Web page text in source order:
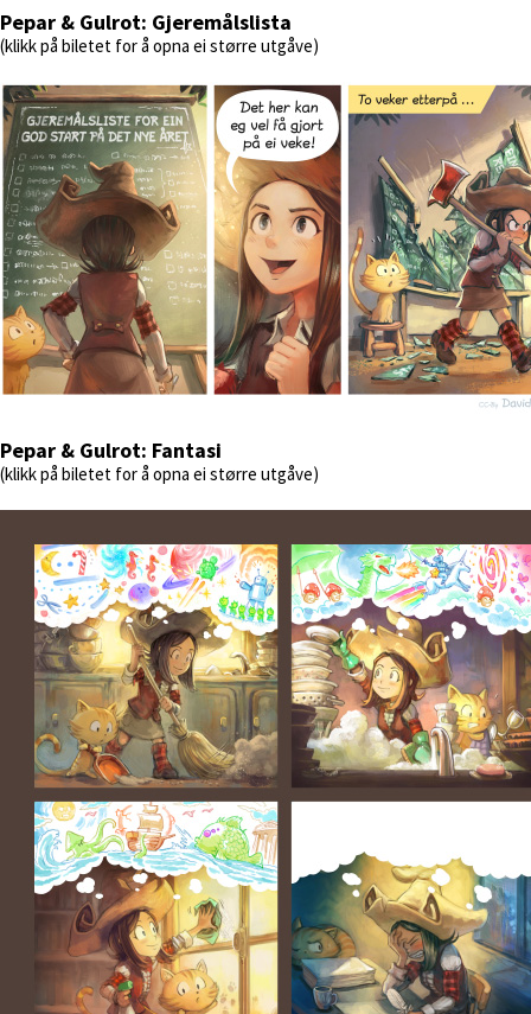
Pepar & Gulrot: Gjeremålslista
(klikk på biletet for å opna ei større utgåve)
Pepar & Gulrot: Fantasi
(klikk på biletet for å opna ei større utgåve)